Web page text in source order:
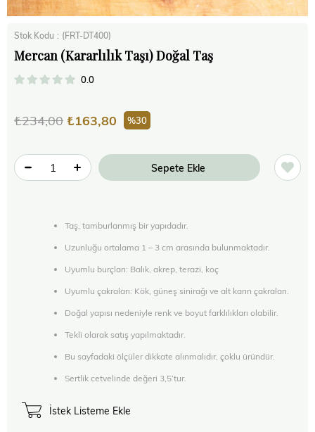
Stok Kodu (FRT-DT400)
Mercan (Kararlılık Taşı) Doğal Taş
0.0
₺234,00 ₺163,80 30
Taş, tamburlanmış bir yapıdadır.
Uzunluğu ortalama 1 – 3 cm arasında bulunmaktadır.
Uyumlu burçları: Balık, akrep, terazi, koç
Uyumlu çakraları: Kök, güneş sinirağı ve alt karın çakraları.
Doğal yapısı nedeniyle renk ve boyut farklılıkları olabilir.
Tekli olarak satış yapılmaktadır.
Bu sayfadaki ölçüler dikkate alınmalıdır, çoklu üründür.
Sertlik cetvelinde değeri 3,5’tur.
İstek Listeme Ekle